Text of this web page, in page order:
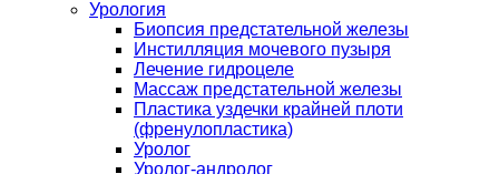
Урология
Биопсия предстательной железы
Инстилляция мочевого пузыря
Лечение гидроцеле
Массаж предстательной железы
Пластика уздечки крайней плоти
(френулопластика)
Уролог
Уролог-андролог